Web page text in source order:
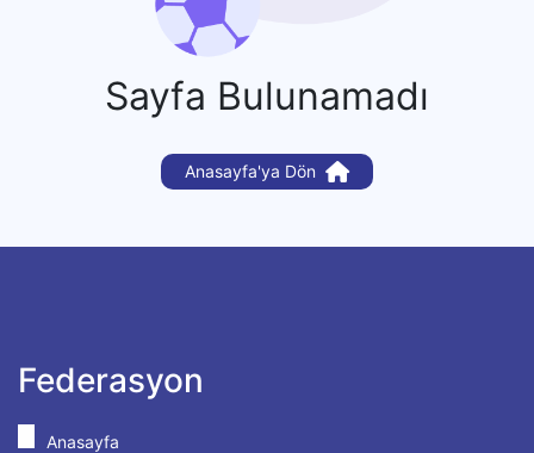
Sayfa Bulunamadı
Anasayfa'ya Dön
Federasyon
Anasayfa